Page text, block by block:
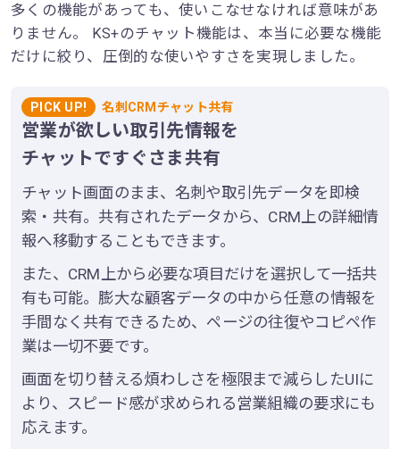
多くの機能があっても、使いこなせなければ意味があ
りません。
KS+のチャット機能は、本当に必要な機能
だけに絞り、圧倒的な使いやすさを実現しました。
PICK UP! 名刺CRMチャット共有
営業が欲しい取引先情報を
チャットですぐさま共有
チャット画面のまま、名刺や取引先データを即検
索・共有。共有されたデータから、CRM上の詳細情
報へ移動することもできます。
また、CRM上から必要な項目だけを選択して一括共
有も可能。膨大な顧客データの中から任意の情報を
手間なく共有できるため、ページの往復やコピペ作
業は一切不要です。
画面を切り替える煩わしさを極限まで減らしたUIに
より、スピード感が求められる営業組織の要求にも
応えます。